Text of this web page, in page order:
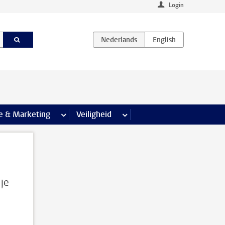
Login
& Marketing meer Communicatie & Marketing pagina’s
Veiligheid meer Veiligheid pagina’s